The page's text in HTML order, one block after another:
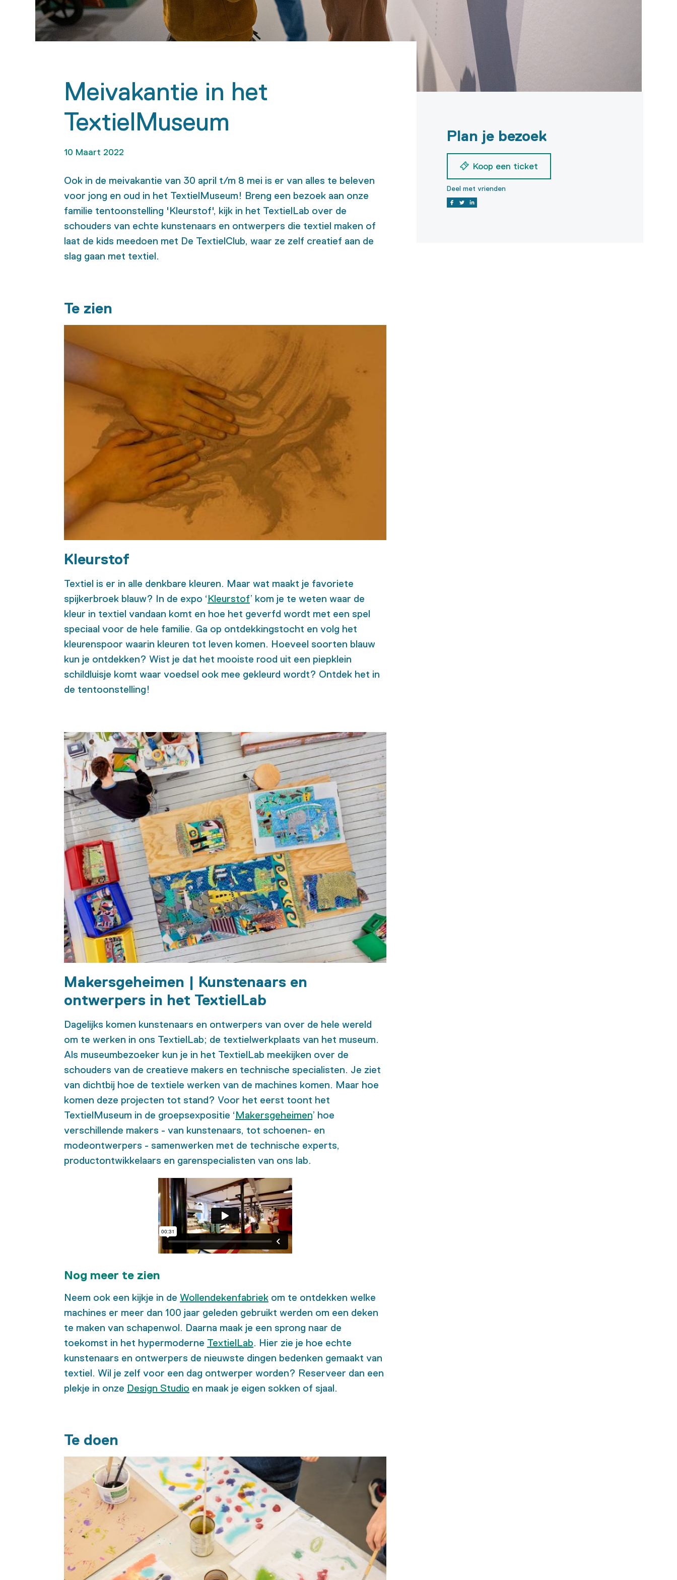
Meivakantie in het
TextielMuseum
10 Maart 2022
Ook in de meivakantie van 30 april t/m 8 mei is er van alles te beleven
voor jong en oud in het TextielMuseum! Breng een bezoek aan onze
familie tentoonstelling 'Kleurstof', kijk in het TextielLab over de
schouders van echte kunstenaars en ontwerpers die textiel maken of
laat de kids meedoen met De TextielClub, waar ze zelf creatief aan de
slag gaan met textiel.
Te zien
Kleurstof
Textiel is er in alle denkbare kleuren. Maar wat maakt je favoriete
spijkerbroek blauw? In de expo ‘Kleurstof’ kom je te weten waar de
kleur in textiel vandaan komt en hoe het geverfd wordt met een spel
speciaal voor de hele familie. Ga op ontdekkingstocht en volg het
kleurenspoor waarin kleuren tot leven komen. Hoeveel soorten blauw
kun je ontdekken? Wist je dat het mooiste rood uit een piepklein
schildluisje komt waar voedsel ook mee gekleurd wordt? Ontdek het in
de tentoonstelling!
Makersgeheimen | Kunstenaars en
ontwerpers in het TextielLab
Dagelijks komen kunstenaars en ontwerpers van over de hele wereld
om te werken in ons TextielLab; de textielwerkplaats van het museum.
Als museumbezoeker kun je in het TextielLab meekijken over de
schouders van de creatieve makers en technische specialisten. Je ziet
van dichtbij hoe de textiele werken van de machines komen. Maar hoe
komen deze projecten tot stand? Voor het eerst toont het
TextielMuseum in de groepsexpositie ‘Makersgeheimen’ hoe
verschillende makers - van kunstenaars, tot schoenen- en
modeontwerpers - samenwerken met de technische experts,
productontwikkelaars en garenspecialisten van ons lab.
Nog meer te zien
Neem ook een kijkje in de Wollendekenfabriek om te ontdekken welke
machines er meer dan 100 jaar geleden gebruikt werden om een deken
te maken van schapenwol. Daarna maak je een sprong naar de
toekomst in het hypermoderne TextielLab. Hier zie je hoe echte
kunstenaars en ontwerpers de nieuwste dingen bedenken gemaakt van
textiel. Wil je zelf voor een dag ontwerper worden? Reserveer dan een
plekje in onze Design Studio en maak je eigen sokken of sjaal.
Te doen
Plan je bezoek
Koop een ticket
Deel met vrienden